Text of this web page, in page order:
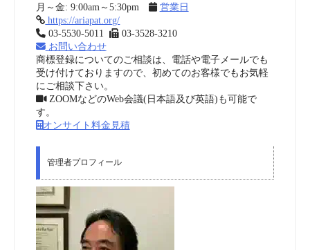
月～金: 9:00am～5:30pm
営業日
https://ariapat.org/
03-5530-5011
03-3528-3210
お問い合わせ
商標登録についてのご相談は、電話や電子メールでも
受け付けておりますので、初めてのお客様でもお気軽
にご相談下さい。
ZOOMなどのWeb会議(日本語及び英語)も可能で
す。
オンサイト料金見積
管理者プロフィール